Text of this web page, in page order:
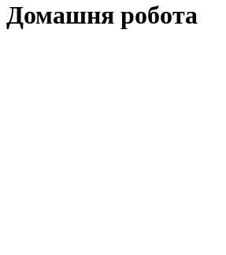
Домашня робота